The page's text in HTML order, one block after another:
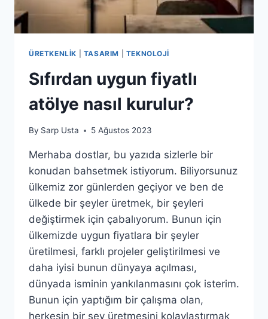
ÜRETKENLIK TASARIM TEKNOLOJI
Sıfırdan uygun fiyatlı
atölye nasıl kurulur?
By Sarp Usta 5 Ağustos 2023
Merhaba dostlar, bu yazıda sizlerle bir
konudan bahsetmek istiyorum. Biliyorsunuz
ülkemiz zor günlerden geçiyor ve ben de
ülkede bir şeyler üretmek, bir şeyleri
değiştirmek için çabalıyorum. Bunun için
ülkemizde uygun fiyatlara bir şeyler
üretilmesi, farklı projeler geliştirilmesi ve
daha iyisi bunun dünyaya açılması,
dünyada isminin yankılanmasını çok isterim.
Bunun için yaptığım bir çalışma olan,
herkesin bir şey üretmesini kolaylaştırmak